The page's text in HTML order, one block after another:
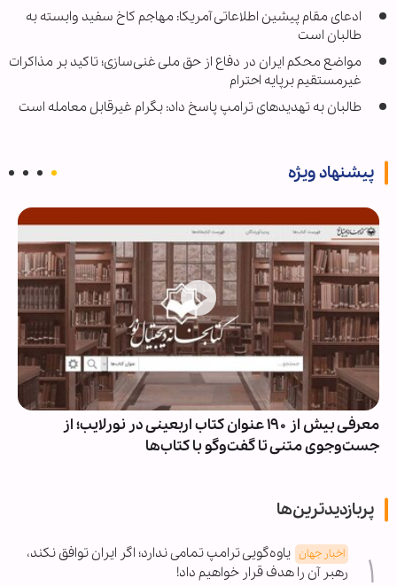
ادعای مقام پیشین اطلاعاتی آمریکا: مهاجم کاخ سفید وابسته به
طالبان است
مواضع محکم ایران در دفاع از حق ملی غنی‌سازی؛ تاکید بر مذاکرات
غیرمستقیم برپایه احترام
طالبان به تهدیدهای ترامپ پاسخ داد: بگرام غیرقابل معامله است
پیشنهاد ویژه
معرفی بیش از ۱۹۰ عنوان کتاب اربعینی در نورلایب؛ از
جست‌وجوی متنی تا گفت‌وگو با کتاب‌ها
پربازدیدترین‌ها
اخبار جهان یاوه‌گویی ترامپ تمامی ندارد؛ اگر ایران توافق نکند،
رهبر آن را هدف قرار خواهیم داد!